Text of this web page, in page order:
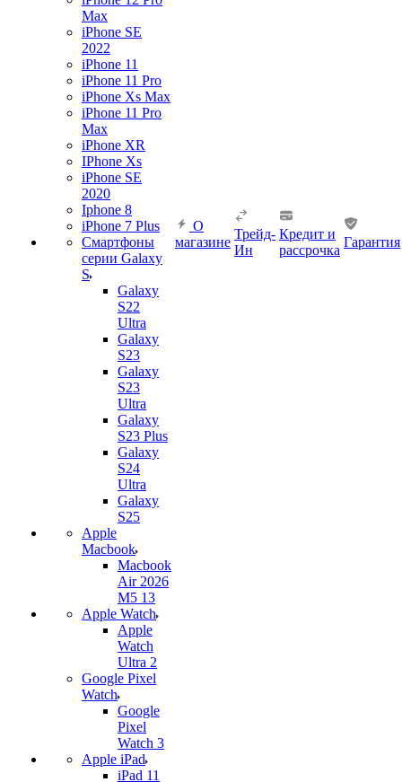
Max
iPhone SE
2022
iPhone 11
iPhone 11 Pro
iPhone Xs Max
iPhone 11 Pro
Max
iPhone XR
IPhone Xs
iPhone SE
2020
Iphone 8
iPhone 7 Plus
Смартфоны
серии Galaxy
S
Galaxy
S22
Ultra
Galaxy
S23
Galaxy
S23
Ultra
Galaxy
S23 Plus
Galaxy
S24
Ultra
Galaxy
S25
Apple
Macbook
Macbook
Air 2026
M5 13
Apple Watch
Apple
Watch
Ultra 2
Google Pixel
Watch
Google
Pixel
Watch 3
Apple iPad
iPad 11
О
магазине
Трейд-
Ин
Кредит и
рассрочка
Гарантия